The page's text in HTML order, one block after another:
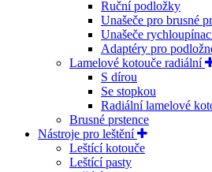
Ruční podložky
Unašeče pro brusné
Unašeče
Adaptéry pro
Lamelové kotouče radiální
S dírou
Se stopkou
Radiální lamelové
Brusné prstence
Nástroje pro leštění
Leštící kotouče
Leštící pasty